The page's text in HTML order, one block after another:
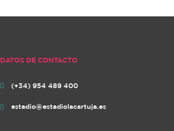
DATOS DE CONTACTO
 (+34) 954 489 400
 estadio@estadiolacartuja.es